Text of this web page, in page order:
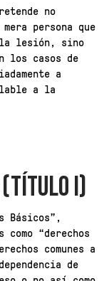
no
persona que
la lesión, sino
los casos de
a
a la
(TÍTULO I)
Básicos”,
“derechos
comunes a
de